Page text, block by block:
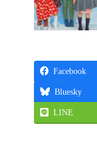
Facebook
Bluesky
LINE